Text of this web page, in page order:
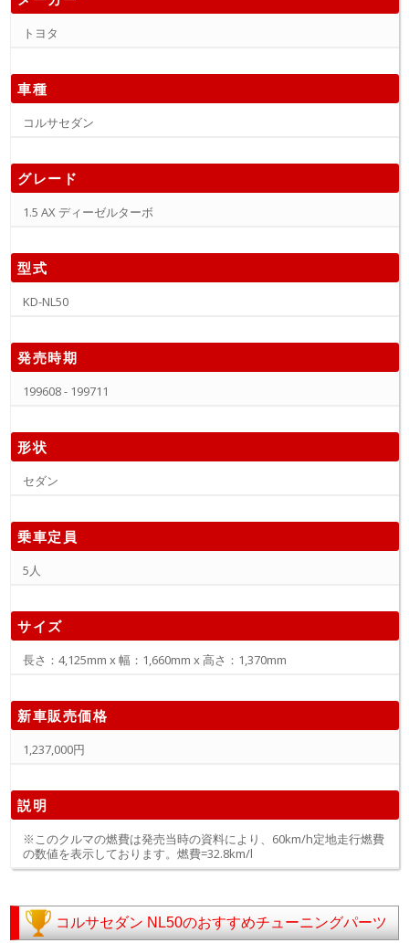
トヨタ
車種
コルサセダン
グレード
1.5 AX ディーゼルターボ
型式
KD-NL50
発売時期
199608 - 199711
形状
セダン
乗車定員
5人
サイズ
長さ：4,125mm x 幅：1,660mm x 高さ：1,370mm
新車販売価格
1,237,000円
説明
※このクルマの燃費は発売当時の資料により、60km/h定地走行燃費
の数値を表示しております。燃費=32.8km/l
コルサセダン NL50のおすすめチューニングパーツ